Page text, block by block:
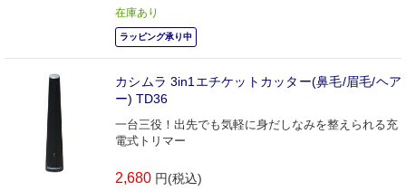
在庫あり
ラッピング承り中
カシムラ 3in1エチケットカッター(鼻毛/眉毛/ヘア
ー) TD36
一台三役！出先でも気軽に身だしなみを整えられる充
電式トリマー
2,680 円(税込)